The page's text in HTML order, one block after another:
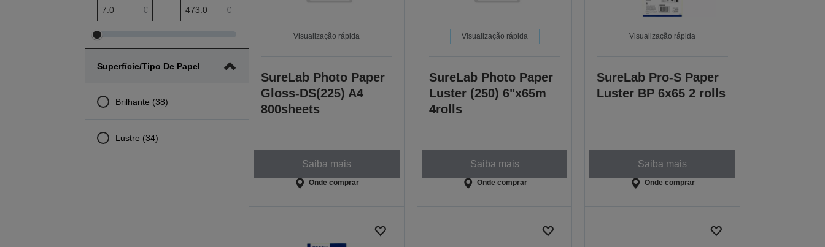
€ €
Ajustar
mínima
Ajustar
máxima
Superfície/Tipo De Papel
Brilhante (38)
Lustre (34)
Visualização rápida
SureLab Photo Paper
Gloss-DS(225) A4
800sheets
Saiba mais
Onde comprar
Visualização rápida
SureLab Photo Paper
Luster (250) 6"x65m
4rolls
Saiba mais
Onde comprar
Visualização rápida
SureLab Pro-S Paper
Luster BP 6x65 2 rolls
Saiba mais
Onde comprar